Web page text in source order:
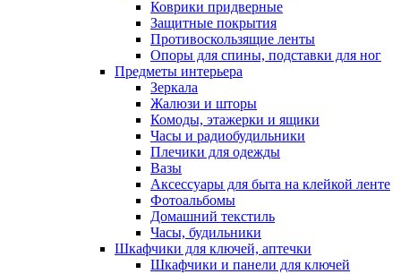
Коврики придверные
Защитные покрытия
Противоскользящие ленты
Опоры для спины, подставки для ног
Предметы интерьера
Зеркала
Жалюзи и шторы
Комоды, этажерки и ящики
Часы и радиобудильники
Плечики для одежды
Вазы
Аксессуары для быта на клейкой ленте
Фотоальбомы
Домашний текстиль
Часы, будильники
Шкафчики для ключей, аптечки
Шкафчики и панели для ключей